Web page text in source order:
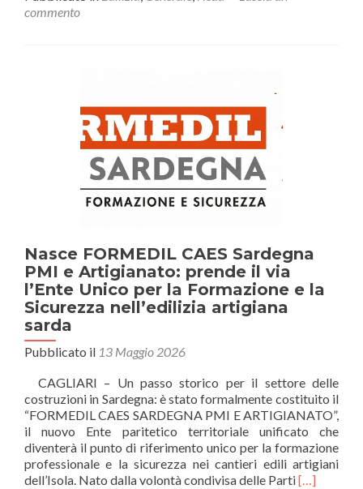
commento
Nasce FORMEDIL CAES Sardegna
PMI e Artigianato: prende il via
l’Ente Unico per la Formazione e la
Sicurezza nell’edilizia artigiana
sarda
Pubblicato il 13 Maggio 2026
CAGLIARI – Un passo storico per il settore delle
costruzioni in Sardegna: è stato formalmente costituito il
“FORMEDIL CAES SARDEGNA PMI E ARTIGIANATO”,
il nuovo Ente paritetico territoriale unificato che
diventerà il punto di riferimento unico per la formazione
professionale e la sicurezza nei cantieri edili artigiani
dell’Isola. Nato dalla volontà condivisa delle PartiLeggi
[…]